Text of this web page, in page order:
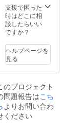
掲載、
サイズ
は
W8cm
・注意
事項：
支援
時、必
欄に掲
載を希
望され
るお名
前をご
たのお
名前
ワッペ
ンを貼
ます。
・掲載
期間：
ワッペ
来上が
り次第
掲載〜
掲載開
始から
支援で困った
時はどこに相
談したらいい
ですか？
ヘルプページを
見る
のプロジェクト
問題報告はこち
よりお問い合わ
ください